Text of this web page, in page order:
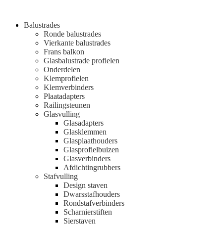
Balustrades
Ronde balustrades
Vierkante balustrades
Frans balkon
Glasbalustrade profielen
Onderdelen
Klemprofielen
Klemverbinders
Plaatadapters
Railingsteunen
Glasvulling
Glasadapters
Glasklemmen
Glasplaathouders
Glasprofielbuizen
Glasverbinders
Afdichtingrubbers
Stafvulling
Design staven
Dwarsstafhouders
Rondstafverbinders
Scharnierstiften
Sierstaven